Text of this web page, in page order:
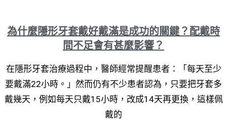
為什麼隱形牙套戴好戴滿是成功的關鍵？配戴時
間不足會有甚麼影響？
在隱形牙套治療過程中，醫師經常提醒患者：「每天至少
要戴滿22小時。」然而仍有不少患者認為，只要把牙套多
戴幾天，例如每天只戴15小時，改成14天再更換，這樣佩
戴的